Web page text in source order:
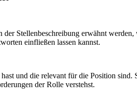
Stellenbeschreibung erwähnt
einfließen lassen kannst.
und die relevant für die Position
der Rolle verstehst.